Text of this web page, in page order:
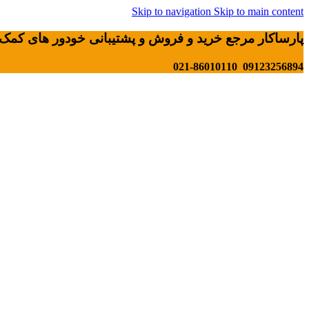
Skip to navigation Skip to main content
پارساکار مرجع خرید و فروش و پشتیبانی خودور های کمک
09123256894 021-86010110